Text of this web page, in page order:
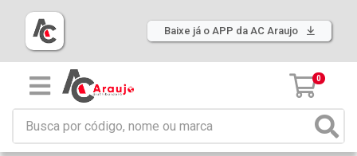
Baixe já o APP da AC Araujo
0